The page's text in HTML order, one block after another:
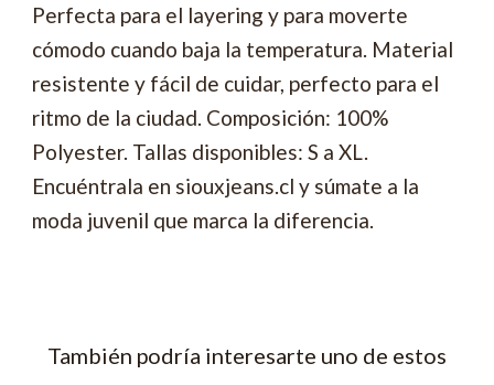
Perfecta para el layering y para moverte
cómodo cuando baja la temperatura. Material
resistente y fácil de cuidar, perfecto para el
ritmo de la ciudad. Composición: 100%
Polyester. Tallas disponibles: S a XL.
Encuéntrala en siouxjeans.cl y súmate a la
moda juvenil que marca la diferencia.
También podría interesarte uno de estos